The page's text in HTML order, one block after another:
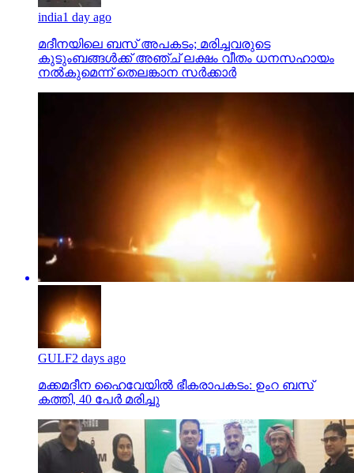
india1 day ago
മദീനയിലെ ബസ് അപകടം; മരിച്ചവരുടെ
കുടുംബങ്ങള്‍ക്ക് അഞ്ച് ലക്ഷം വീതം ധനസഹായം
നല്‍കുമെന്ന് തെലങ്കാന സര്‍ക്കാര്‍
GULF2 days ago
മക്കമദീന ഹൈവേയില്‍ ഭീകരാപകടം: ഉംറ ബസ്
കത്തി, 40 പേര്‍ മരിച്ചു